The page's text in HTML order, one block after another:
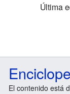
Última
El contenido está